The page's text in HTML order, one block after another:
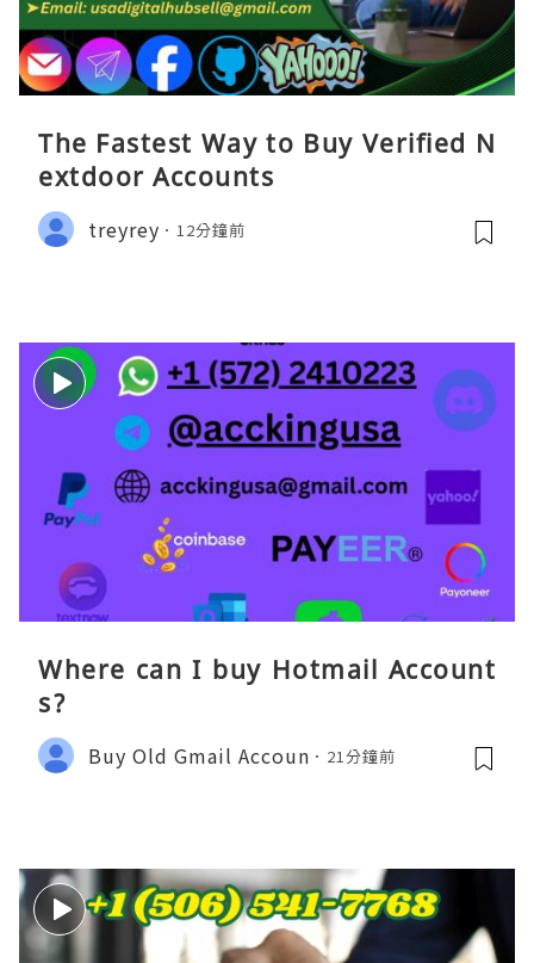
The Fastest Way to Buy Verified N
extdoor Accounts
treyrey 12分鐘前
Where can I buy Hotmail Account
s?
Buy Old Gmail Accoun 21分鐘前